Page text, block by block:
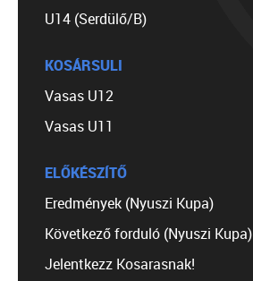
U14 (Serdülő/B)
KOSÁRSULI
Vasas U12
Vasas U11
ELŐKÉSZÍTŐ
Eredmények (Nyuszi Kupa)
Következő forduló (Nyuszi Kupa)
Jelentkezz Kosarasnak!